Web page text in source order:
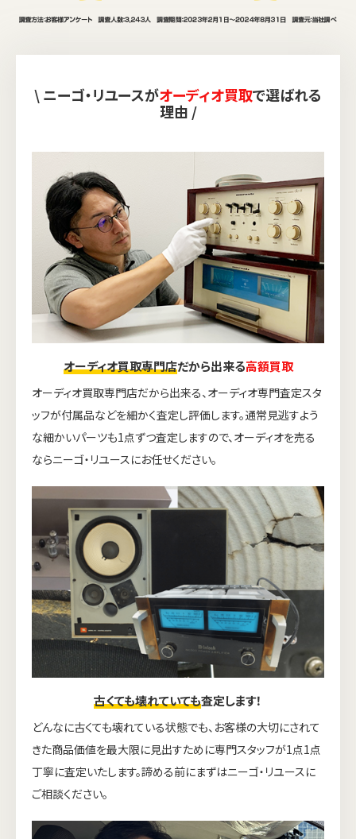
\ ニーゴ・リユースがオーディオ買取で選ばれる
理由 /
オーディオ買取専門店だから出来る高額買取
オーディオ買取専門店だから出来る、オーディオ専門査定スタ
ッフが付属品などを細かく査定し評価します。通常見逃すよう
な細かいパーツも1点ずつ査定しますので、オーディオを売る
ならニーゴ・リユースにお任せください。
古くても壊れていても査定します！
どんなに古くても壊れている状態でも、お客様の大切にされて
きた商品価値を最大限に見出すために専門スタッフが1点1点
丁寧に査定いたします。諦める前にまずはニーゴ・リユースに
ご相談ください。